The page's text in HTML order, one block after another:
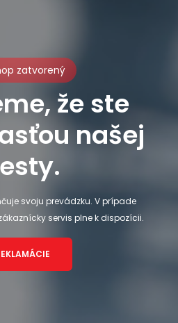
zatvorený
že ste
našej
svoju prevádzku. V prípade
servis plne k dispozícii.